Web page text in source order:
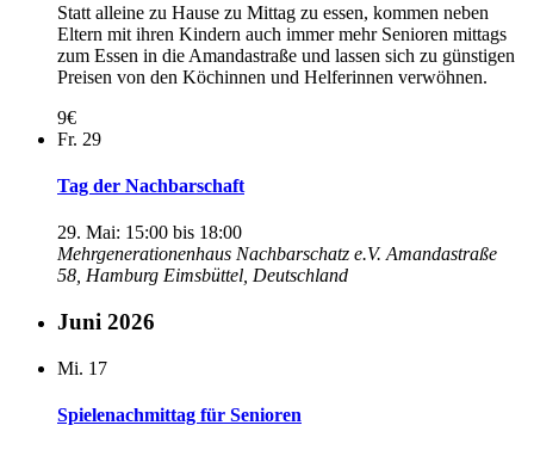
Statt alleine zu Hause zu Mittag zu essen, kommen neben
Eltern mit ihren Kindern auch immer mehr Senioren mittags
zum Essen in die Amandastraße und lassen sich zu günstigen
Preisen von den Köchinnen und Helferinnen verwöhnen.
9€
Fr. 29
Tag der Nachbarschaft
29. Mai: 15:00 bis 18:00
Mehrgenerationenhaus Nachbarschatz e.V. Amandastraße
58, Hamburg Eimsbüttel, Deutschland
Juni 2026
Mi. 17
Spielenachmittag für Senioren